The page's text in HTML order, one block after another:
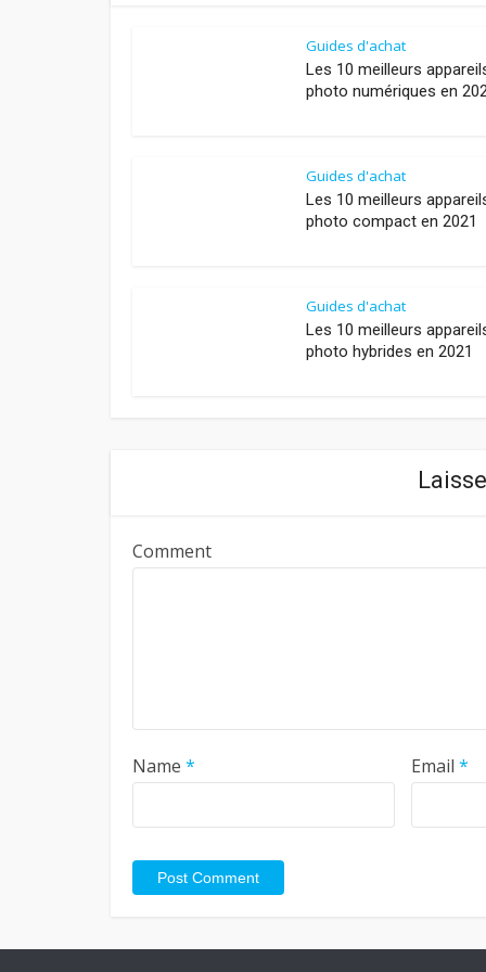
Guides d'achat
Les 10 meilleurs
photo numériques en
Guides d'achat
Les 10 meilleurs
photo compact en 2021
Guides d'achat
Les 10 meilleurs
photo hybrides en 2021
Comment
Name * Email *